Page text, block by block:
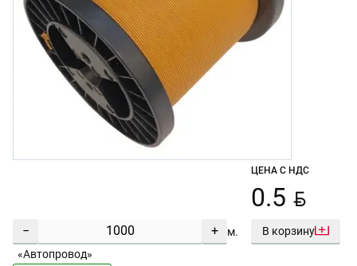
− + м.
ЦЕНА С НДС
0.5 BYN
В корзину
«Автопровод»